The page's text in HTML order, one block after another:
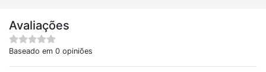
Avaliações
Baseado em 0 opiniões